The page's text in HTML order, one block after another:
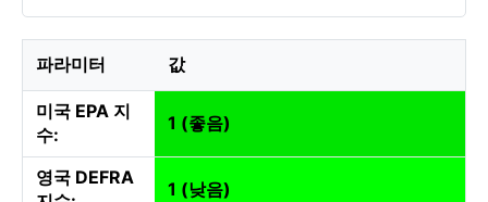
파라미터 값
미국 EPA 지
수:
1 (좋음)
영국 DEFRA
1 (낮음)